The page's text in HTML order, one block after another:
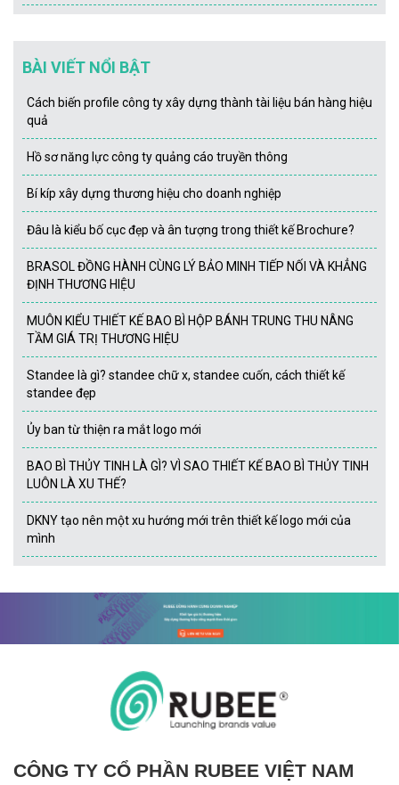
BÀI VIẾT NỔI BẬT
Cách biến profile công ty xây dựng thành tài liệu bán hàng hiệu
quả
Hồ sơ năng lực công ty quảng cáo truyền thông
Bí kíp xây dựng thương hiệu cho doanh nghiệp
Đâu là kiểu bố cục đẹp và ân tượng trong thiết kế Brochure?
BRASOL ĐỒNG HÀNH CÙNG LÝ BẢO MINH TIẾP NỐI VÀ KHẲNG
ĐỊNH THƯƠNG HIỆU
MUÔN KIỂU THIẾT KẾ BAO BÌ HỘP BÁNH TRUNG THU NÂNG
TẦM GIÁ TRỊ THƯƠNG HIỆU
Standee là gì? standee chữ x, standee cuốn, cách thiết kế
standee đẹp
Ủy ban từ thiện ra mắt logo mới
BAO BÌ THỦY TINH LÀ GÌ? VÌ SAO THIẾT KẾ BAO BÌ THỦY TINH
LUÔN LÀ XU THẾ?
DKNY tạo nên một xu hướng mới trên thiết kế logo mới của
mình
CÔNG TY CỔ PHẦN RUBEE VIỆT NAM